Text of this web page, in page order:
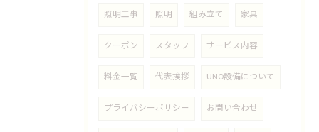
照明工事 照明 組み立て 家具
クーポン スタッフ サービス内容
料金一覧 代表挨拶 UNO設備について
プライバシーポリシー お問い合わせ